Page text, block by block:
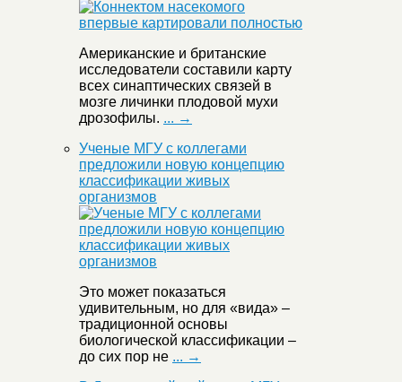
Американские и британские
исследователи составили карту
всех синаптических связей в
мозге личинки плодовой мухи
дрозофилы. ... →
Ученые МГУ с коллегами
предложили новую концепцию
классификации живых
организмов
Это может показаться
удивительным, но для «вида» –
традиционной основы
биологической классификации –
до сих пор не ... →